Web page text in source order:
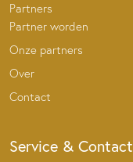
Partners
Partner worden
Onze partners
Over
Contact
Service & Contact